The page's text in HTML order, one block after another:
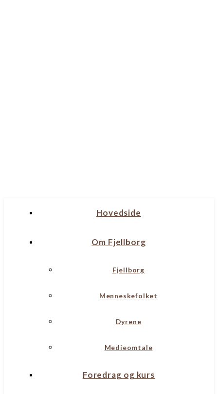
Hovedside
Om Fjellborg
Fjellborg
Menneskefolket
Dyrene
Medieomtale
Foredrag og kurs